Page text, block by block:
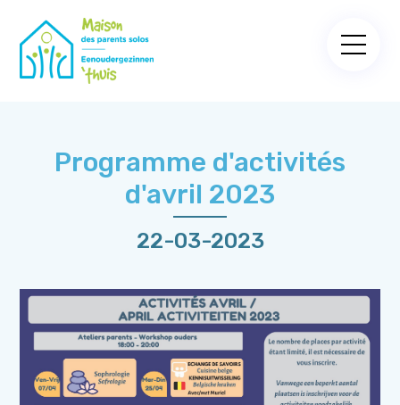
Programme d'activités
d'avril 2023
22-03-2023